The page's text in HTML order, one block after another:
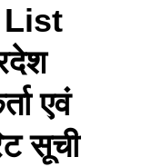
एवं
सूची